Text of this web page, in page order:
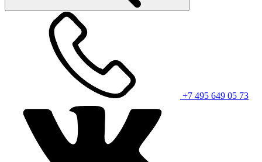
+7 495 649 05 73